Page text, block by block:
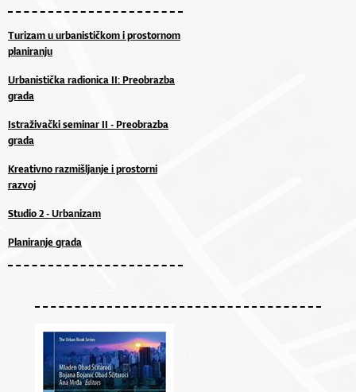
Turizam u urbanističkom i prostornom
planiranju
Urbanistička radionica II: Preobrazba
grada
Istraživački seminar II - Preobrazba
grada
Kreativno razmišljanje i prostorni
razvoj
Studio 2 - Urbanizam
Planiranje grada